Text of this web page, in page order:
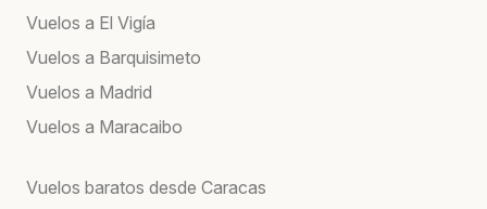
Vuelos a El Vigía
Vuelos a Barquisimeto
Vuelos a Madrid
Vuelos a Maracaibo
Vuelos baratos desde Caracas